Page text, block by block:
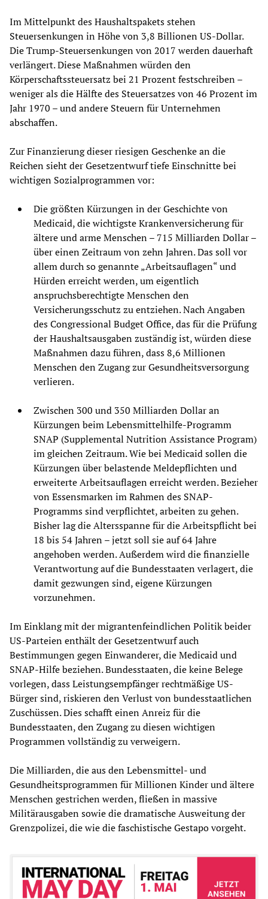
Im Mittelpunkt des Haushaltspakets stehen
Steuersenkungen in Höhe von 3,8 Billionen US-Dollar.
Die Trump-Steuersenkungen von 2017 werden dauerhaft
verlängert. Diese Maßnahmen würden den
Körperschaftssteuersatz bei 21 Prozent festschreiben –
weniger als die Hälfte des Steuersatzes von 46 Prozent im
Jahr 1970 – und andere Steuern für Unternehmen
abschaffen.
Zur Finanzierung dieser riesigen Geschenke an die
Reichen sieht der Gesetzentwurf tiefe Einschnitte bei
wichtigen Sozialprogrammen vor:
Die größten Kürzungen in der Geschichte von
Medicaid, die wichtigste Krankenversicherung für
ältere und arme Menschen – 715 Milliarden Dollar –
über einen Zeitraum von zehn Jahren. Das soll vor
allem durch so genannte „Arbeitsauflagen“ und
Hürden erreicht werden, um eigentlich
anspruchsberechtigte Menschen den
Versicherungsschutz zu entziehen. Nach Angaben
des Congressional Budget Office, das für die Prüfung
der Haushaltsausgaben zuständig ist, würden diese
Maßnahmen dazu führen, dass 8,6 Millionen
Menschen den Zugang zur Gesundheitsversorgung
verlieren.
Zwischen 300 und 350 Milliarden Dollar an
Kürzungen beim Lebensmittelhilfe-Programm
SNAP (Supplemental Nutrition Assistance Program)
im gleichen Zeitraum. Wie bei Medicaid sollen die
Kürzungen über belastende Meldepflichten und
erweiterte Arbeitsauflagen erreicht werden. Bezieher
von Essensmarken im Rahmen des SNAP-
Programms sind verpflichtet, arbeiten zu gehen.
Bisher lag die Altersspanne für die Arbeitspflicht bei
18 bis 54 Jahren – jetzt soll sie auf 64 Jahre
angehoben werden. Außerdem wird die finanzielle
Verantwortung auf die Bundesstaaten verlagert, die
damit gezwungen sind, eigene Kürzungen
vorzunehmen.
Im Einklang mit der migrantenfeindlichen Politik beider
US-Parteien enthält der Gesetzentwurf auch
Bestimmungen gegen Einwanderer, die Medicaid und
SNAP-Hilfe beziehen. Bundesstaaten, die keine Belege
vorlegen, dass Leistungsempfänger rechtmäßige US-
Bürger sind, riskieren den Verlust von bundesstaatlichen
Zuschüssen. Dies schafft einen Anreiz für die
Bundesstaaten, den Zugang zu diesen wichtigen
Programmen vollständig zu verweigern.
Die Milliarden, die aus den Lebensmittel- und
Gesundheitsprogrammen für Millionen Kinder und ältere
Menschen gestrichen werden, fließen in massive
Militärausgaben sowie die dramatische Ausweitung der
Grenzpolizei, die wie die faschistische Gestapo vorgeht.